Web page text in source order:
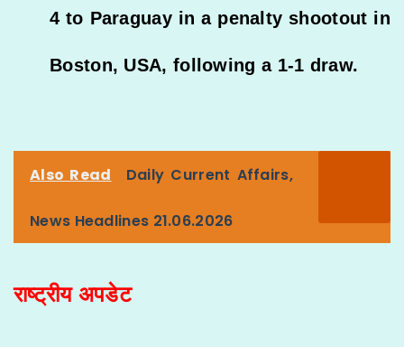
4 to Paraguay in a penalty shootout in
Boston, USA, following a 1-1 draw.
Also Read Daily Current Affairs,
News Headlines 21.06.2026
राष्ट्रीय अपडेट